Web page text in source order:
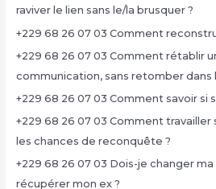
raviver le lien sans le/la brusquer ?
+229 68 26 07 03 Comment
+229 68 26 07 03 Comment rétablir
communication, sans retomber dans
+229 68 26 07 03 Comment savoir si
+229 68 26 07 03 Comment travailler
les chances de reconquête ?
+229 68 26 07 03 Dois-je changer
récupérer mon ex ?